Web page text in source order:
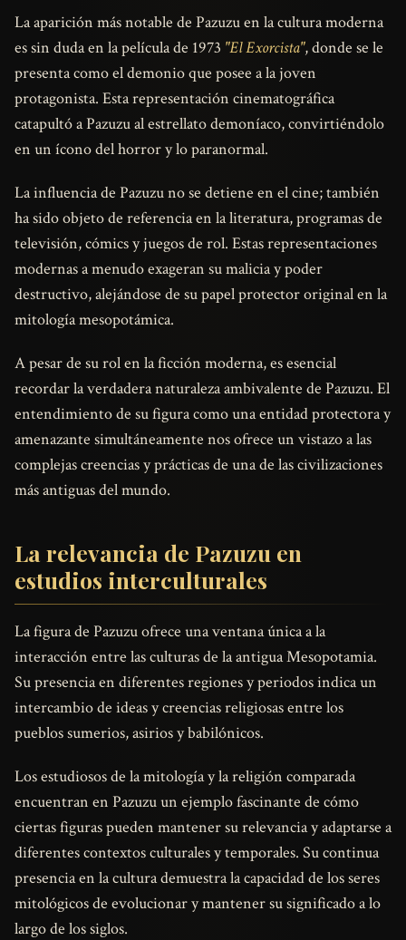
La aparición más notable de Pazuzu en la cultura moderna
es sin duda en la película de 1973 "El Exorcista", donde se le
presenta como el demonio que posee a la joven
protagonista. Esta representación cinematográfica
catapultó a Pazuzu al estrellato demoníaco, convirtiéndolo
en un ícono del horror y lo paranormal.
La influencia de Pazuzu no se detiene en el cine; también
ha sido objeto de referencia en la literatura, programas de
televisión, cómics y juegos de rol. Estas representaciones
modernas a menudo exageran su malicia y poder
destructivo, alejándose de su papel protector original en la
mitología mesopotámica.
A pesar de su rol en la ficción moderna, es esencial
recordar la verdadera naturaleza ambivalente de Pazuzu. El
entendimiento de su figura como una entidad protectora y
amenazante simultáneamente nos ofrece un vistazo a las
complejas creencias y prácticas de una de las civilizaciones
más antiguas del mundo.
La relevancia de Pazuzu en
estudios interculturales
La figura de Pazuzu ofrece una ventana única a la
interacción entre las culturas de la antigua Mesopotamia.
Su presencia en diferentes regiones y periodos indica un
intercambio de ideas y creencias religiosas entre los
pueblos sumerios, asirios y babilónicos.
Los estudiosos de la mitología y la religión comparada
encuentran en Pazuzu un ejemplo fascinante de cómo
ciertas figuras pueden mantener su relevancia y adaptarse a
diferentes contextos culturales y temporales. Su continua
presencia en la cultura demuestra la capacidad de los seres
mitológicos de evolucionar y mantener su significado a lo
largo de los siglos.